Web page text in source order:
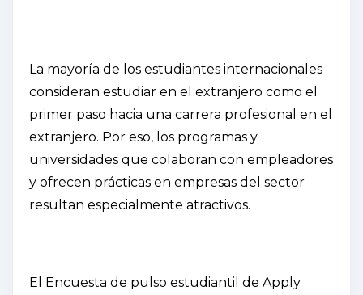
La mayoría de los estudiantes internacionales
consideran estudiar en el extranjero como el
primer paso hacia una carrera profesional en el
extranjero. Por eso, los programas y
universidades que colaboran con empleadores
y ofrecen prácticas en empresas del sector
resultan especialmente atractivos.
El Encuesta de pulso estudiantil de Apply